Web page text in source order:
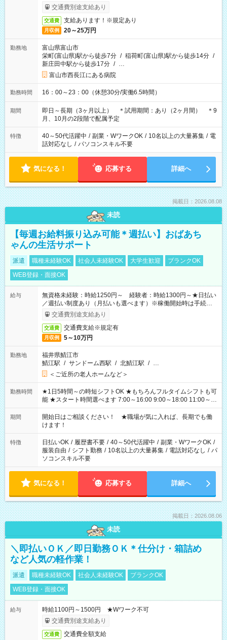
（会社規定内）
交通費別途支給あり
交通費 支給あります！※規定あり
月収例 20～25万円
勤務地
富山県富山市
栄町(富山県)駅から徒歩7分 / 稲荷町(富山県)駅から徒歩14分 /
新庄田中駅から徒歩17分 / …
富山市西長江にある病院
勤務時間 16：00～23：00（休憩30分/実働6.5時間）
期間
即日～長期（3ヶ月以上） ＊試用期間：あり（2ヶ月間） ＊9
月、10月の2段階で配属予定
特徴 40～50代活躍中 / 副業・WワークOK / 10名以上の大量募集 / 電
話対応なし / パソコンスキル不要
気になる！ 応募する 詳細へ
掲載日：2026.08.08
未読
【毎週お給料振り込み可能＊週払い】おばあち
ゃんの生活サポート
派遣 職種未経験OK 社会人未経験OK 大学生歓迎
ブランクOK
WEB登録・面接OK
給与
無資格未経験：時給1250円～ 経験者：時給1300円～★日払い
／週払い制度あり（月払いも選べます）※稼働開始時は手続き完
了次第のお支払いとなります。
交通費別途支給あり
交通費 交通費支給※規定有
月収例 5～10万円
勤務地
福井県鯖江市
鯖江駅 / サンドーム西駅 / 北鯖江駅 / …
＜ご近所の老人ホームなど＞
勤務時間
★1日5時間～の時短シフトOK ★もちろんフルタイムシフトも可
能 ★スタート時間選べます 7:00～16:00 9:00～18:00 11:00～
20:00 など 残業なし！ ※Wワークの場合、他のお仕事と合わせ
週40時間超の就業はご案内できません ※法令に基づき、週20時
間以上勤務は社会保険への加入対象となります ※労働者派遣法
（日雇い派遣の原則禁止）により、短時間・短期間の就業はご
案内が難しい場合があります
期間
開始日はご相談ください！ ★職場が気に入れば、長期でも働
けます！
特徴 日払いOK / 履歴書不要 / 40～50代活躍中 / 副業・WワークOK /
服装自由 / シフト勤務 / 10名以上の大量募集 / 電話対応なし / パ
ソコンスキル不要
気になる！ 応募する 詳細へ
掲載日：2026.08.06
未読
＼即払いＯＫ／即日勤務ＯＫ＊仕分け・箱詰め
など人気の軽作業！
派遣 職種未経験OK 社会人未経験OK
ブランクOK
WEB登録・面接OK
給与
時給1100円～1500円 ★Wワーク不可
交通費別途支給あり
交通費 交通費全額支給